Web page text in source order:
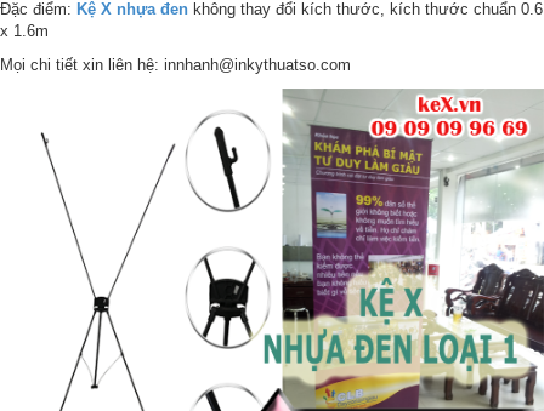
Đặc điểm: Kệ X nhựa đen không thay đổi kích thước, kích thước chuẩn 0.6
x 1.6m
Mọi chi tiết xin liên hệ: innhanh@inkythuatso.com